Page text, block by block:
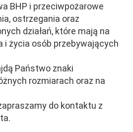
BHP i przeciwpożarowe
ostrzegania oraz
działań, które mają na
i życia osób przebywających
Państwo znaki
rozmiarach oraz na
do kontaktu z